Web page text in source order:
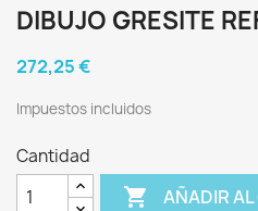
DIBUJO GRESITE
272,25 €
Impuestos incluidos
Cantidad
 AÑADIR